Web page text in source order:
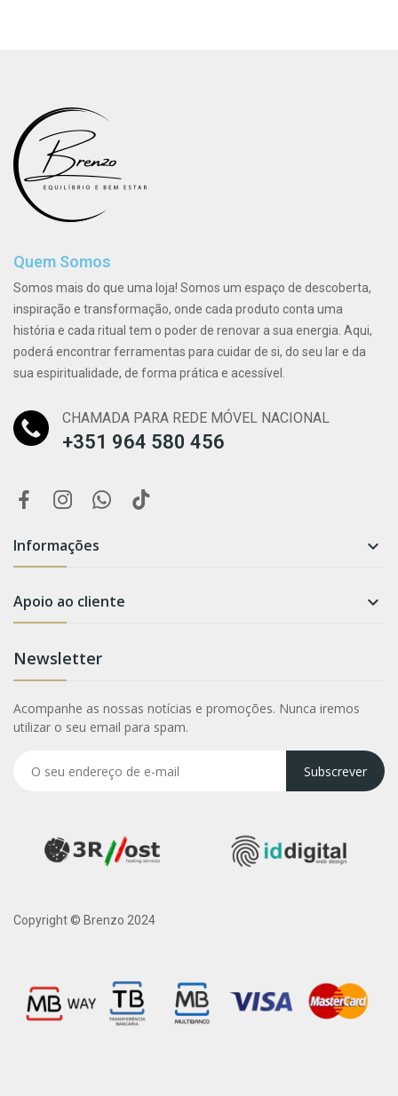
Quem Somos
Somos mais do que uma loja! Somos um espaço de descoberta,
inspiração e transformação, onde cada produto conta uma
história e cada ritual tem o poder de renovar a sua energia. Aqui,
poderá encontrar ferramentas para cuidar de si, do seu lar e da
sua espiritualidade, de forma prática e acessível.
CHAMADA PARA REDE MÓVEL NACIONAL
+351 964 580 456
Informações 
Apoio ao cliente 
Newsletter
Acompanhe as nossas notícias e promoções. Nunca iremos
utilizar o seu email para spam.
Subscrever
Copyright © Brenzo 2024